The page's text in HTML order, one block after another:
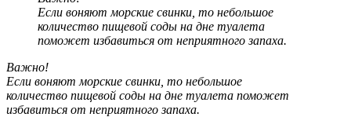
Если воняют морские свинки, то небольшое
количество пищевой соды на дне туалета
поможет избавиться от неприятного запаха.
Важно!
Если воняют морские свинки, то небольшое
количество пищевой соды на дне туалета поможет
избавиться от неприятного запаха.